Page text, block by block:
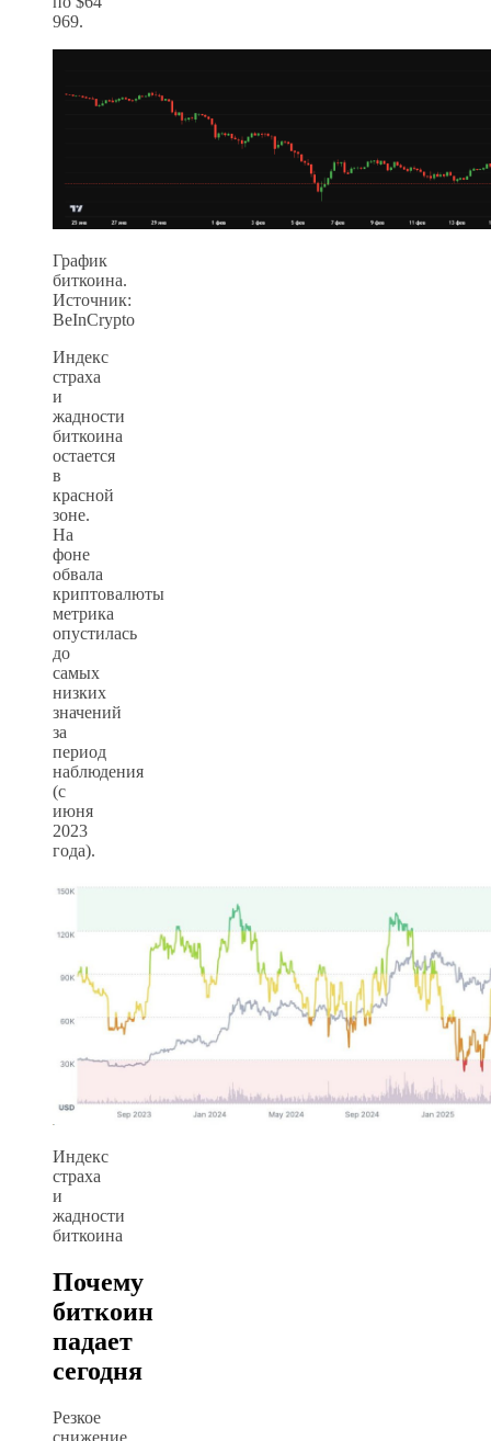
969.
График
биткоина.
Источник:
BeInCrypto
Индекс
страха
и
жадности
биткоина
остается
в
красной
зоне.
На
фоне
обвала
криптовалюты
метрика
опустилась
до
самых
низких
значений
за
период
наблюдения
(с
июня
2023
года).
Индекс
страха
и
жадности
биткоина
Почему
биткоин
падает
сегодня
Резкое
снижение